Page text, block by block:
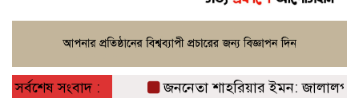
সর্বশেষ সংবাদ : জননেতা শাহরিয়ার ইমন: জালালপুর